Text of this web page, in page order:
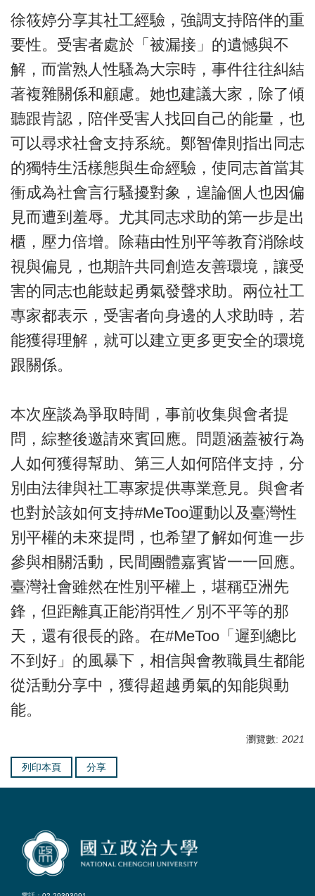
徐筱婷分享其社工經驗，強調支持陪伴的重
要性。受害者處於「被漏接」的遺憾與不
解，而當熟人性騷為大宗時，事件往往糾結
著複雜關係和顧慮。她也建議大家，除了傾
聽跟肯認，陪伴受害人找回自己的能量，也
可以尋求社會支持系統。鄭智偉則指出同志
的獨特生活樣態與生命經驗，使同志首當其
衝成為社會言行騷擾對象，遑論個人也因偏
見而遭到羞辱。尤其同志求助的第一步是出
櫃，壓力倍增。除藉由性別平等教育消除歧
視與偏見，也期許共同創造友善環境，讓受
害的同志也能鼓起勇氣發聲求助。兩位社工
專家都表示，受害者向身邊的人求助時，若
能獲得理解，就可以建立更多更安全的環境
跟關係。
本次座談為爭取時間，事前收集與會者提
問，綜整後邀請來賓回應。問題涵蓋被行為
人如何獲得幫助、第三人如何陪伴支持，分
別由法律與社工專家提供專業意見。與會者
也對於該如何支持#MeToo運動以及臺灣性
別平權的未來提問，也希望了解如何進一步
參與相關活動，民間團體嘉賓皆一一回應。
臺灣社會雖然在性別平權上，堪稱亞洲先
鋒，但距離真正能消弭性／別不平等的那
天，還有很長的路。在#MeToo「遲到總比
不到好」的風暴下，相信與會教職員生都能
從活動分享中，獲得超越勇氣的知能與動
能。
瀏覽數: 2021
列印本頁 分享